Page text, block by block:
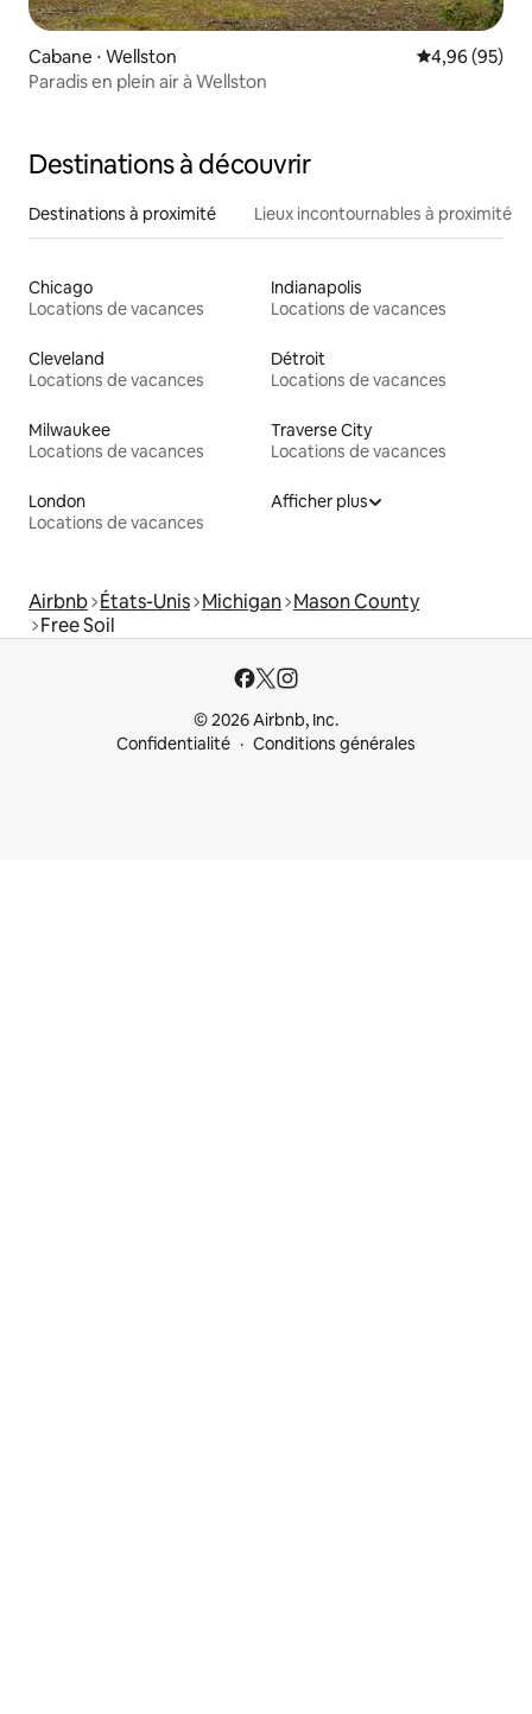
Cabane ⋅ Wellston Évaluation
4,96 (95)
Paradis en plein air à Wellston
Destinations à découvrir
Destinations à proximité Lieux incontournables à proximité
Chicago
Locations de vacances
Indianapolis
Locations de vacances
Cleveland
Locations de vacances
Détroit
Locations de vacances
Milwaukee
Locations de vacances
Traverse City
Locations de vacances
London
Locations de vacances
Afficher plus
Airbnb États-Unis Michigan Mason County
Free Soil
© 2026 Airbnb, Inc.
Confidentialité
Conditions générales